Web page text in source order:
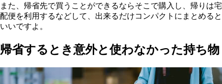
また、帰省先で買うことができるならそこで購入し、帰りは宅
配便を利用するなどして、出来るだけコンパクトにまとめると
いいですよ。
帰省するとき意外と使わなかった持ち物